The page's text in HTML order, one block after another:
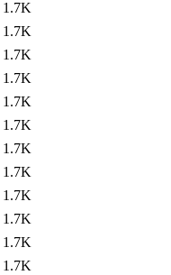
1.7K
1.7K
1.7K
1.7K
1.7K
1.7K
1.7K
1.7K
1.7K
1.7K
1.7K
1.7K